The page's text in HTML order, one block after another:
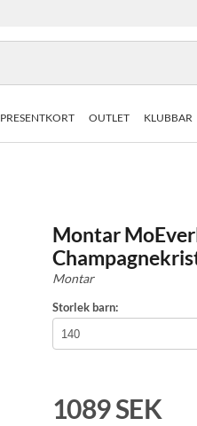
PRESENTKORT OUTLET KLUBBAR
Montar
Montar
Storlek barn:
1089 SEK